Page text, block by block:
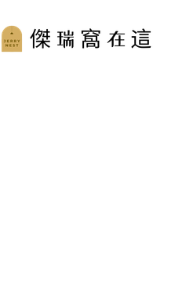
至
主